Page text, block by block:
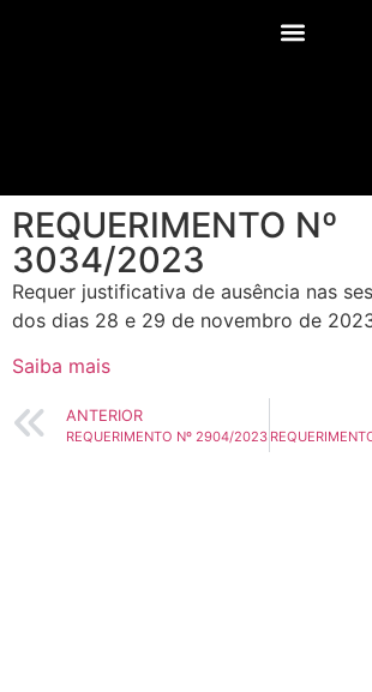
REQUERIMENTO Nº
3034/2023
Requer justificativa de ausência nas
dos dias 28 e 29 de novembro de
Saiba mais
ANTERIOR
REQUERIMENTO Nº 2904/2023